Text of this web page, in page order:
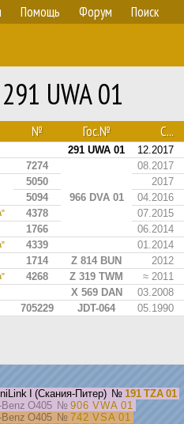
Помощь Форум Поиск
UWA 01
№ Гос.№ С...
291 UWA 01 12.2017
7274
966 DVA 01
08.2017
5050 2017
5094
04.2016
4378 07.2015
1766 06.2014
4339 01.2014
1714 Z 814 BUN 2012
4268 Z 319 TWM ≈ 2011
X 569 DAN 03.2008
705229 JDT-064 05.1990
I (Скания-Питер) № 191 TZA 01
O405 № 906 VWA 01
O405 № 742 VSA 01